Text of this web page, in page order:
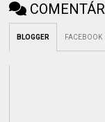
BLOGGER FACEBOOK